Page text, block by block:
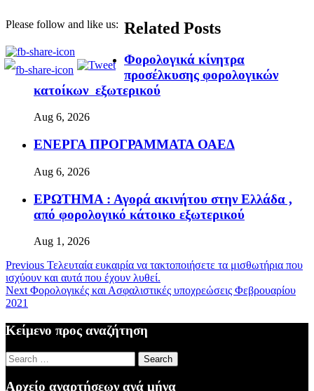
Please follow and like us: Related Posts
Φορολογικά κίνητρα
προσέλκυσης φορολογικών
κατοίκων εξωτερικού
Aug 6, 2026
ΕΝΕΡΓΑ ΠΡΟΓΡΑΜΜΑΤΑ ΟΑΕΔ
Aug 6, 2026
ΕΡΩΤΗΜΑ : Αγορά ακινήτου στην Ελλάδα ,
από φορολογικό κάτοικο εξωτερικού
Aug 1, 2026
Previous Τελευταία ευκαιρία να τακτοποιήσετε τα μισθωτήρια που
ισχύουν και αυτά που έχουν λυθεί.
Next Φορολογικές και Ασφαλιστικές υποχρεώσεις Φεβρουαρίου
2021
Κείμενο προς αναζήτηση
Search
for:
Αρχείο αναρτήσεων ανά μήνα